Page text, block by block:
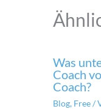
Was
Coach
Coach?
Blog, Free/